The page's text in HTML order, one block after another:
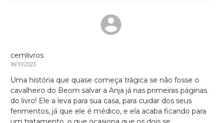
cemlivros
18/10/2023
Uma história que quase começa trágica se não fosse o
cavalheiro do Beom salvar a Anja já nas primeiras páginas
do livro! Ele a leva para sua casa, para cuidar dos seus
ferimentos, já que ele é médico, e ela acaba ficando para